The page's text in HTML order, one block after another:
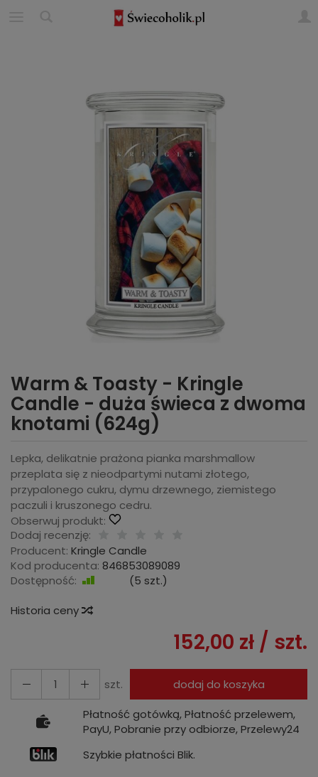
Warm & Toasty - Kringle
Candle - duża świeca z dwoma
knotami (624g)
Lepka, delikatnie prażona pianka marshmallow
przeplata się z nieodpartymi nutami złotego,
przypalonego cukru, dymu drzewnego, ziemistego
paczuli i kruszonego cedru.
Obserwuj produkt:
Dodaj recenzję:
Producent: Kringle Candle
Kod producenta: 846853089089
Dostępność:
(5 szt.)
Historia ceny
152,00 zł / szt.
szt.
dodaj do koszyka
Płatność gotówką, Płatność przelewem,
PayU, Pobranie przy odbiorze, Przelewy24
Szybkie płatności Blik.